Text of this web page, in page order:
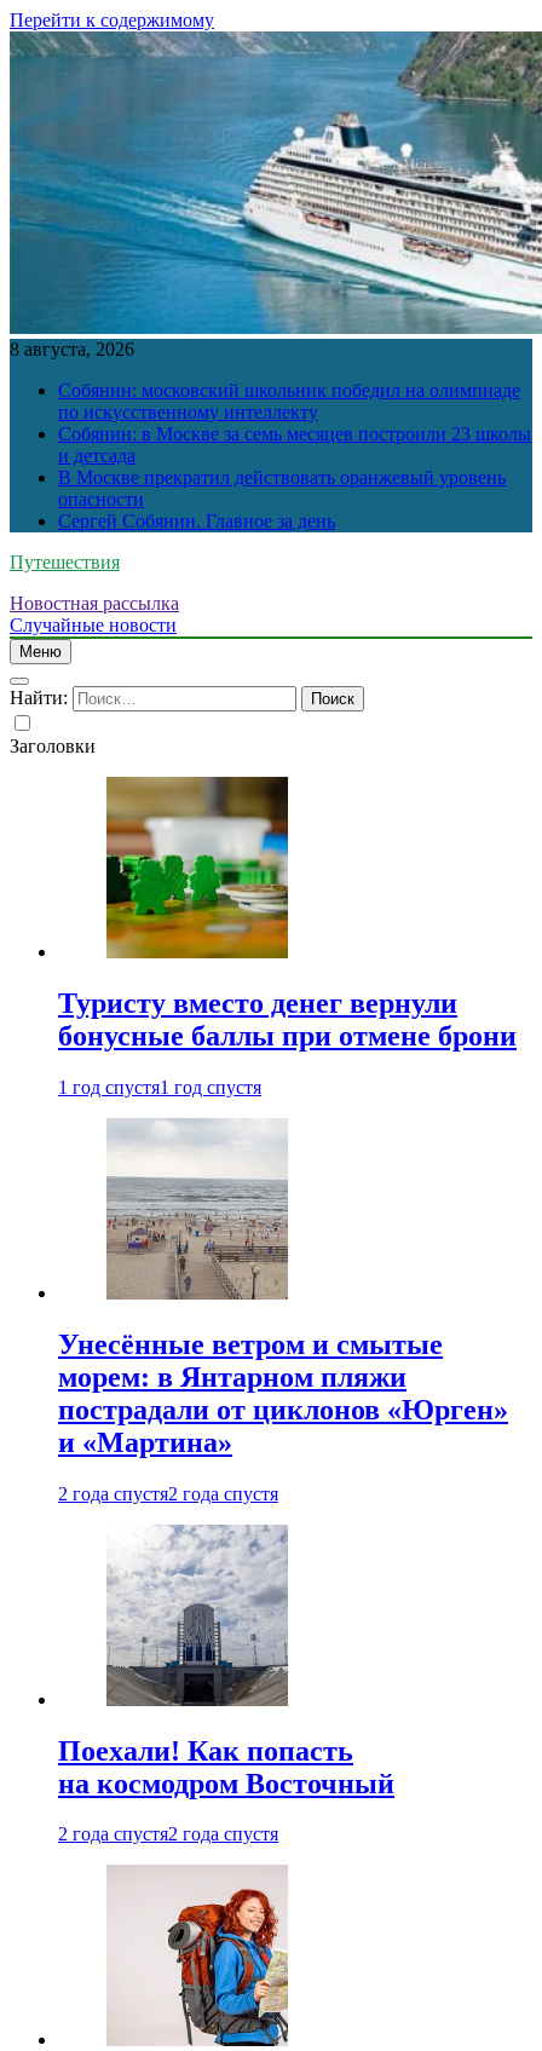
Перейти к содержимому
8 августа, 2026
Собянин: московский школьник победил на олимпиаде
по искусственному интеллекту
Собянин: в Москве за семь месяцев построили 23 школы
и детсада
В Москве прекратил действовать оранжевый уровень
опасности
Сергей Собянин. Главное за день
Путешествия
Новостная рассылка
Случайные новости
Меню
Найти:
Заголовки
Туристу вместо денег вернули
бонусные баллы при отмене брони
1 год спустя1 год спустя
Унесённые ветром и смытые
морем: в Янтарном пляжи
пострадали от циклонов «Юрген»
и «Мартина»
2 года спустя2 года спустя
Поехали! Как попасть
на космодром Восточный
2 года спустя2 года спустя